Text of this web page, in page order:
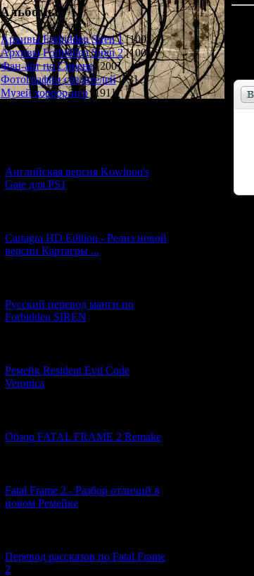
Альбомы
Архивы Forbidden Siren 1 [100]
Архивы Forbidden Siren 2 [100]
Фан-арт по Сирене [200]
Фотографии создателей [73]
Музей хоррор-игр
[191]
Английская версия Kowloon's
Gate для PS1
Cartagra HD Edition - Релиз новой
версии Картагры ...
Русский перевод манги по
Forbidden SIREN
Ремейк Resident Evil Code
Veronica
Обзор FATAL FRAME 2 Remake
Fatal Frame 2 - Разбор отличий в
новом Ремейке
Перевод рассказов по Fatal Frame
2